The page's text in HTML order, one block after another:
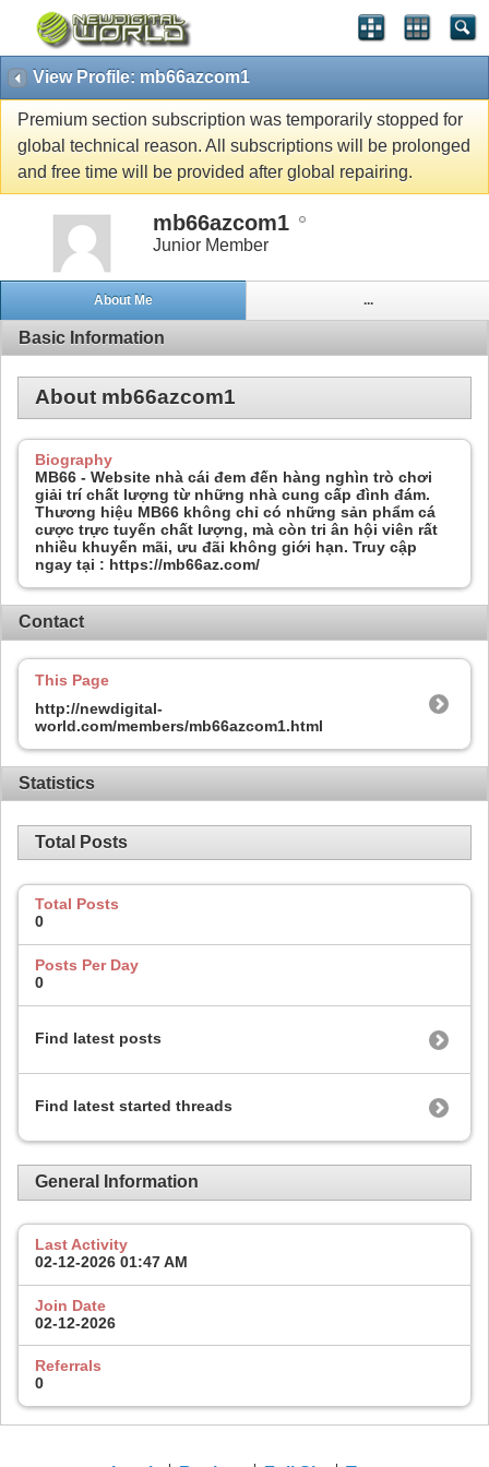
View Profile: mb66azcom1
Premium section subscription was temporarily stopped for
global technical reason. All subscriptions will be prolonged
and free time will be provided after global repairing.
mb66azcom1
Junior Member
About Me ...
Basic Information
About mb66azcom1
Biography
MB66 - Website nhà cái đem đến hàng nghìn trò chơi
giải trí chất lượng từ những nhà cung cấp đình đám.
Thương hiệu MB66 không chỉ có những sản phẩm cá
cược trực tuyến chất lượng, mà còn tri ân hội viên rất
nhiều khuyến mãi, ưu đãi không giới hạn. Truy cập
ngay tại : https://mb66az.com/
Contact
This Page
http://newdigital-
world.com/members/mb66azcom1.html
Statistics
Total Posts
Total Posts
0
Posts Per Day
0
Find latest posts
Find latest started threads
General Information
Last Activity
02-12-2026 01:47 AM
Join Date
02-12-2026
Referrals
0